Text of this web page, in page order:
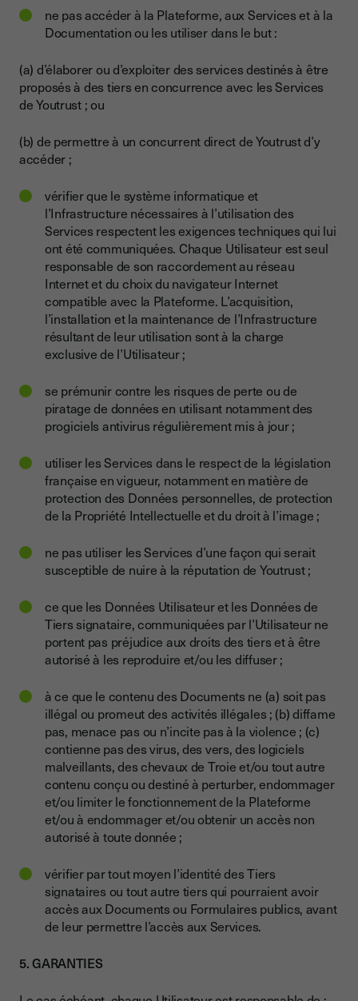
ne pas accéder à la Plateforme, aux Services et à la
Documentation ou les utiliser dans le but :
(a) d’élaborer ou d’exploiter des services destinés à être
proposés à des tiers en concurrence avec les Services
de Youtrust ; ou
(b) de permettre à un concurrent direct de Youtrust d’y
accéder ;
vérifier que le système informatique et
l’Infrastructure nécessaires à l’utilisation des
Services respectent les exigences techniques qui lui
ont été communiquées. Chaque Utilisateur est seul
responsable de son raccordement au réseau
Internet et du choix du navigateur Internet
compatible avec la Plateforme. L’acquisition,
l’installation et la maintenance de l’Infrastructure
résultant de leur utilisation sont à la charge
exclusive de l’Utilisateur ;
se prémunir contre les risques de perte ou de
piratage de données en utilisant notamment des
progiciels antivirus régulièrement mis à jour ;
utiliser les Services dans le respect de la législation
française en vigueur, notamment en matière de
protection des Données personnelles, de protection
de la Propriété Intellectuelle et du droit à l’image ;
ne pas utiliser les Services d’une façon qui serait
susceptible de nuire à la réputation de Youtrust ;
ce que les Données Utilisateur et les Données de
Tiers signataire, communiquées par l’Utilisateur ne
portent pas préjudice aux droits des tiers et à être
autorisé à les reproduire et/ou les diffuser ;
à ce que le contenu des Documents ne (a) soit pas
illégal ou promeut des activités illégales ; (b) diffame
pas, menace pas ou n’incite pas à la violence ; (c)
contienne pas des virus, des vers, des logiciels
malveillants, des chevaux de Troie et/ou tout autre
contenu conçu ou destiné à perturber, endommager
et/ou limiter le fonctionnement de la Plateforme
et/ou à endommager et/ou obtenir un accès non
autorisé à toute donnée ;
vérifier par tout moyen l’identité des Tiers
signataires ou tout autre tiers qui pourraient avoir
accès aux Documents ou Formulaires publics, avant
de leur permettre l’accès aux Services.
5. GARANTIES